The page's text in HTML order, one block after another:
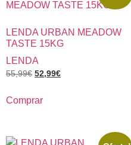
LENDA URBAN MEADOW
TASTE 15KG
LENDA
55,99€ 52,99€
Comprar